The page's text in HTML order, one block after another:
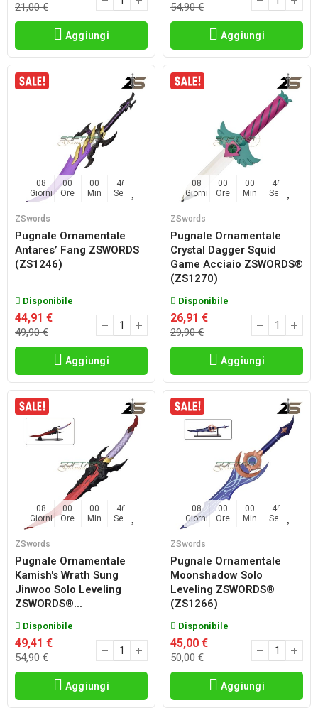
21,00 €
Aggiungi
54,90 €
Aggiungi
08
Giorni
00
Ore
00
Min
45
Sec
ZSwords
Pugnale Ornamentale
Antares’ Fang ZSWORDS
(ZS1246)
Disponibile
44,91 €
49,90 €
Aggiungi
08
Giorni
00
Ore
00
Min
45
Sec
ZSwords
Pugnale Ornamentale
Crystal Dagger Squid
Game Acciaio ZSWORDS®
(ZS1270)
Disponibile
26,91 €
29,90 €
Aggiungi
08
Giorni
00
Ore
00
Min
45
Sec
ZSwords
Pugnale Ornamentale
Kamish's Wrath Sung
Jinwoo Solo Leveling
ZSWORDS®...
Disponibile
49,41 €
54,90 €
Aggiungi
08
Giorni
00
Ore
00
Min
45
Sec
ZSwords
Pugnale Ornamentale
Moonshadow Solo
Leveling ZSWORDS®
(ZS1266)
Disponibile
45,00 €
50,00 €
Aggiungi